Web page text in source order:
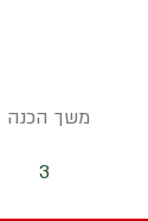
משך הכנה
3